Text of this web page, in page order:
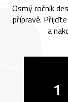
Osmý ročník
přípravě.
a
1